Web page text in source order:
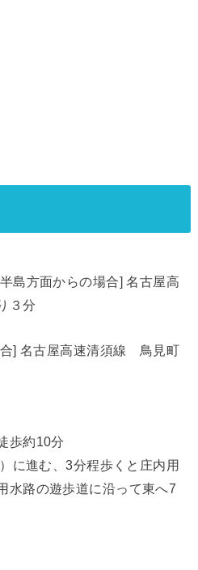
島方面からの場合] 名古屋高
３分
] 名古屋高速清須線 鳥見町
約10分
に進む、3分程歩くと庄内用
水路の遊歩道に沿って東へ7